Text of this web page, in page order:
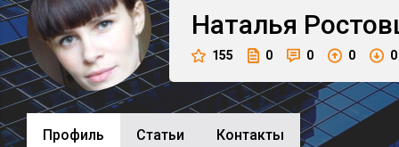
Наталья
155 0 0 0 0
Профиль Cтатьи Контакты